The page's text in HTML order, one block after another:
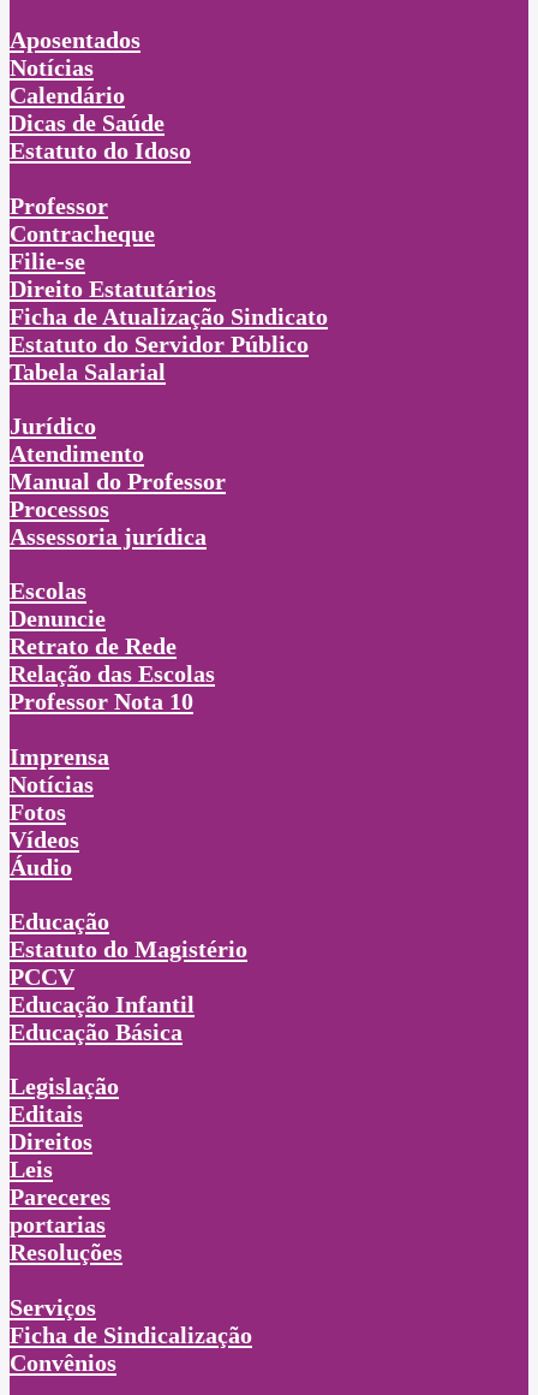
Aposentados
Notícias
Calendário
Dicas de Saúde
Estatuto do Idoso
Professor
Contracheque
Filie-se
Direito Estatutários
Ficha de Atualização Sindicato
Estatuto do Servidor Público
Tabela Salarial
Jurídico
Atendimento
Manual do Professor
Processos
Assessoria jurídica
Escolas
Denuncie
Retrato de Rede
Relação das Escolas
Professor Nota 10
Imprensa
Notícias
Fotos
Vídeos
Áudio
Educação
Estatuto do Magistério
PCCV
Educação Infantil
Educação Básica
Legislação
Editais
Direitos
Leis
Pareceres
portarias
Resoluções
Serviços
Ficha de Sindicalização
Convênios